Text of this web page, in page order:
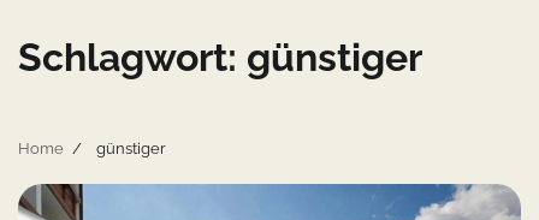
Schlagwort: günstiger
Home günstiger